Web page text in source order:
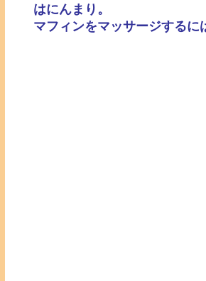
はにんまり。
マフィンをマッサージする